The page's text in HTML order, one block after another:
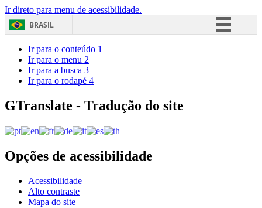
Ir direto para menu de acessibilidade.
BRASIL
Acesso à informação
Ir para o conteúdo 1
Ir para o menu 2
Ir para a busca 3
Ir para o rodapé 4
GTranslate - Tradução do site
Opções de acessibilidade
Acessibilidade
Alto contraste
Mapa do site